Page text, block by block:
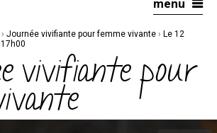
menu
› Journée vivifiante pour femme vivante › Le 12
vivifiante pour